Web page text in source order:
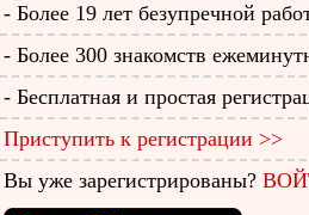
- Более 19 лет безупречной
- Более 300 знакомств
- Бесплатная и простая
Приступить к регистрации >>
Вы уже зарегистрированы?